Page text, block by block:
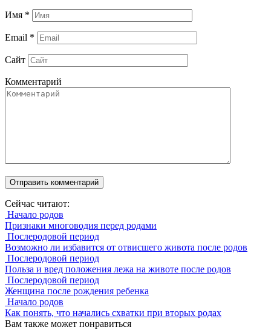
Имя *
Email *
Сайт
Комментарий
Сейчас читают:
Начало родов
Признаки многоводия перед родами
Послеродовой период
Возможно ли избавится от отвисшего живота после родов
Послеродовой период
Польза и вред положения лежа на животе после родов
Послеродовой период
Женщина после рождения ребенка
Начало родов
Как понять, что начались схватки при вторых родах
Вам также может понравиться